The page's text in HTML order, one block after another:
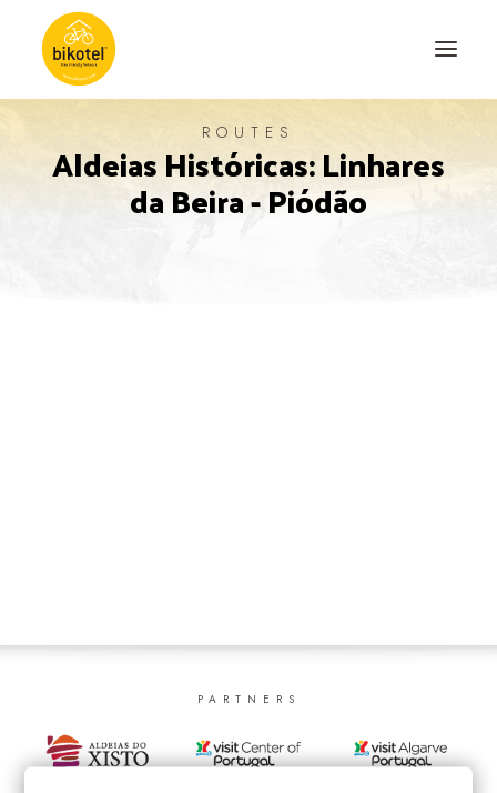
ABOUT US
DESTINATIONS
ROUTES
Aldeias Históricas: Linhares
da Beira - Piódão
PARTNERS